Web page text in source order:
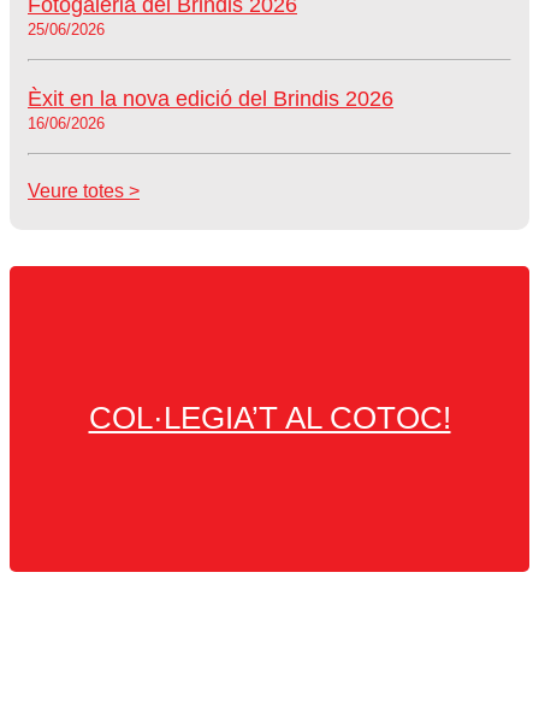
25/06/2026
Èxit en la nova edició del Brindis 2026
16/06/2026
Veure totes >
COL·LEGIA’T AL COTOC!